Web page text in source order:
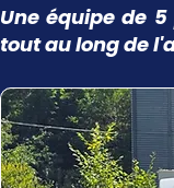
Une équipe de
tout au long de